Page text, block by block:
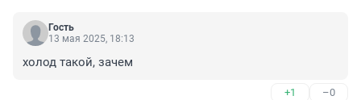
Гость
13 мая 2025, 18:13
холод такой, зачем
+1 –0